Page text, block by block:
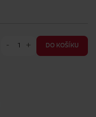
- + DO KOŠÍKU